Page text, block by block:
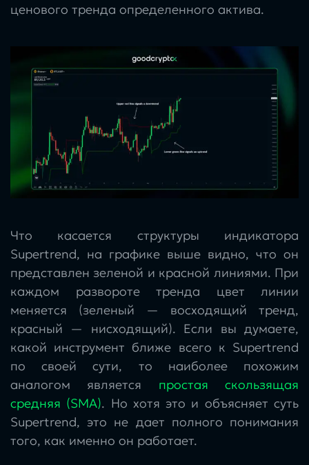
ценового тренда определенного актива.
Что касается структуры индикатора
Supertrend, на графике выше видно, что он
представлен зеленой и красной линиями. При
каждом развороте тренда цвет линии
меняется (зеленый — восходящий тренд,
красный — нисходящий). Если вы думаете,
какой инструмент ближе всего к Supertrend
по своей сути, то наиболее похожим
аналогом является простая скользящая
средняя (SMA). Но хотя это и объясняет суть
Supertrend, это не дает полного понимания
того, как именно он работает.